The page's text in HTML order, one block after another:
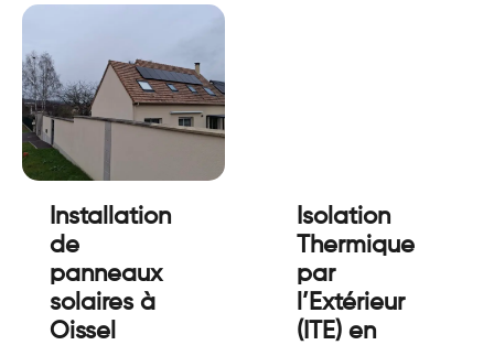
Installation
de
panneaux
solaires à
Oissel
Isolation
Thermique
par
l’Extérieur
(ITE) en